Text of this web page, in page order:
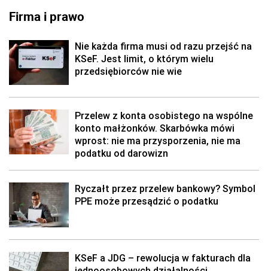
Firma i prawo
Nie każda firma musi od razu przejść na
KSeF. Jest limit, o którym wielu
przedsiębiorców nie wie
Przelew z konta osobistego na wspólne
konto małżonków. Skarbówka mówi
wprost: nie ma przysporzenia, nie ma
podatku od darowizn
Ryczałt przez przelew bankowy? Symbol
PPE może przesądzić o podatku
KSeF a JDG – rewolucja w fakturach dla